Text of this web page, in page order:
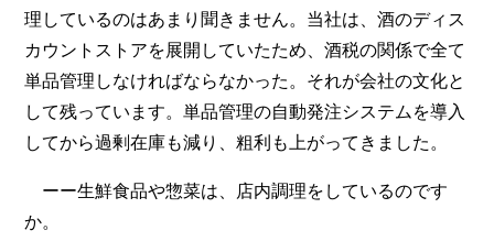
理しているのはあまり聞きません。当社は、酒のディス
カウントストアを展開していたため、酒税の関係で全て
単品管理しなければならなかった。それが会社の文化と
して残っています。単品管理の自動発注システムを導入
してから過剰在庫も減り、粗利も上がってきました。
ーー生鮮食品や惣菜は、店内調理をしているのです
か。